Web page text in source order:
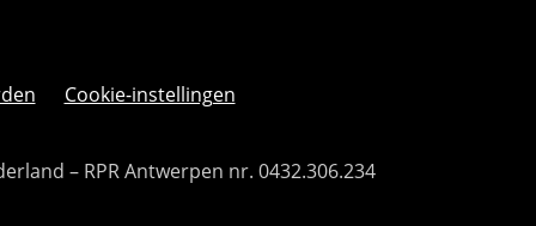
Cookie-instellingen
– RPR Antwerpen nr. 0432.306.234